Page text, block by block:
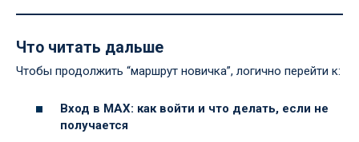
Что читать дальше
Чтобы продолжить “маршрут новичка”, логично перейти к:
Вход в MAX: как войти и что делать, если не
получается